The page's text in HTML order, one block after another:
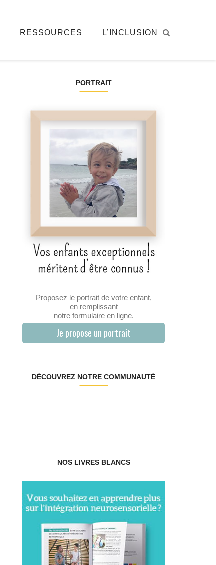
RESSOURCES L’INCLUSION
PORTRAIT
Proposez le portrait de votre enfant,
en remplissant
notre formulaire en ligne.
Je propose un portrait
DÉCOUVREZ NOTRE COMMUNAUTÉ
NOS LIVRES BLANCS